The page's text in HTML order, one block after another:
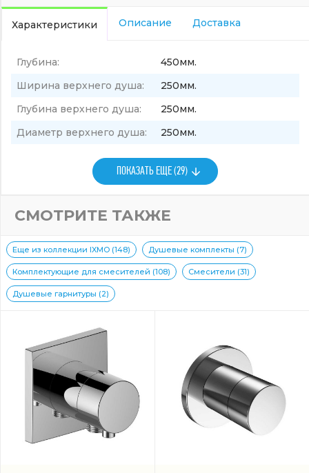
Характеристики Описание Доставка
Глубина:
450мм.
Ширина верхнего душа:
250мм.
Глубина верхнего душа:
250мм.
Диаметр верхнего душа:
250мм.
ПОКАЗАТЬ ЕЩЕ (29)
СМОТРИТЕ ТАКЖЕ
Еще из коллекции IXMO (148) Душевые комплекты (7)
Комплектующие для смесителей (108) Смесители (31)
Душевые гарнитуры (2)